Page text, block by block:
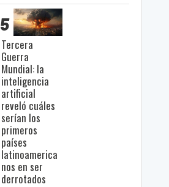
5
Tercera
Guerra
Mundial: la
inteligencia
artificial
reveló cuáles
serían los
primeros
países
latinoamerica
nos en ser
derrotados